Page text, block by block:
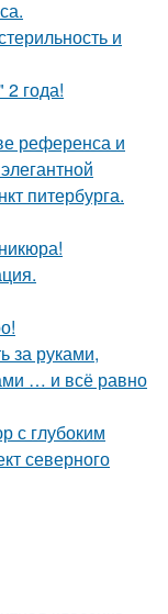
и
года!
референса и
питербурга.
за руками,
… и всё равно
с глубоким
северного